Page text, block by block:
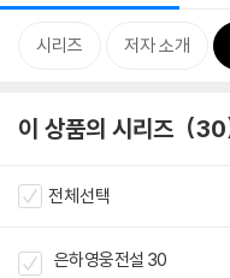
시리즈 저자 소개
이 상품의 시리즈 30
전체선택
은하영웅전설 30